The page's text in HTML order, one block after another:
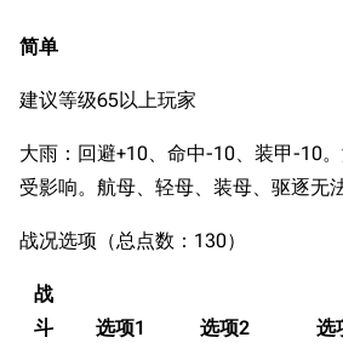
简单
建议等级65以上玩家
大雨：回避+10、命中-10、装甲-10
受影响。航母、轻母、装母、驱逐无
战况选项（总点数：130）
战
斗
选项1 选项2 选